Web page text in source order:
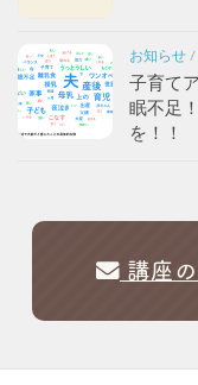
お知らせ /
子育て
眠不足
を！！
講座の